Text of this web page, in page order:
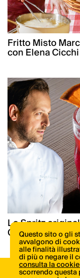
Fritto Misto
con Elena
Lo Spritz
Caffè Quadri dal
Questo sito o gli
avvalgono di
alle finalità
di più o negare il
consulta la
scorrendo questa